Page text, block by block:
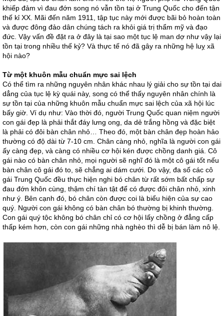
khiếp đảm vì đau đớn song nó vẫn tồn tại ở Trung Quốc cho đến tận
thế kỉ XX. Mãi đến năm 1911, tập tục này mới được bãi bỏ hoàn toàn
và được đông đảo dân chúng tách ra khỏi giá trị thẩm mỹ và đạo
đức. Vậy vấn đề đặt ra ở đây là tại sao một tục lệ man dợ như vậy lại
tồn tại trong nhiều thế kỷ? Và thực tế nó đã gây ra những hệ luỵ xã
hội nào?
Từ một khuôn mẫu chuẩn mực sai lệch
Có thể tìm ra những nguyên nhân khác nhau lý giải cho sự tồn tại dai
dẳng của tục lệ kỳ quái này, song có thể thấy nguyên nhân chính là
sự tồn tại của những khuôn mẫu chuẩn mực sai lệch của xã hội lúc
bấy giờ. Ví dụ như: Vào thời đó, người Trung Quốc quan niệm người
con gái đẹp là phải thắt đáy lưng ong, da dẻ trắng hồng và đặc biệt
là phải có đôi bàn chân nhỏ… Theo đó, một bàn chân đẹp hoàn hảo
thường có độ dài từ 7-10 cm. Chân càng nhỏ, nghĩa là người con gái
ấy càng đẹp, và càng có nhiều cơ hội kén được chồng danh giá. Cô
gái nào có bàn chân nhỏ, mọi người sẽ nghĩ đó là một cô gái tốt nếu
bàn chân cô gái đó to, sẽ chẳng ai dám cưới. Do vậy, đa số các cô
gái Trung Quốc đều thực hiện nghi bó chân từ rất sớm bất chấp sự
đau đớn khôn cùng, thậm chí tàn tật để có được đôi chân nhỏ, xinh
như ý. Bên cạnh đó, bó chân còn được coi là biểu hiện của sự cao
quý. Người con gái không có bàn chân bó thường bị khinh thường.
Con gái quý tộc không bó chân chỉ có cơ hội lấy chồng ở đẳng cấp
thấp kém hơn, còn con gái những nhà nghèo thì dễ bị bán làm nô lệ.